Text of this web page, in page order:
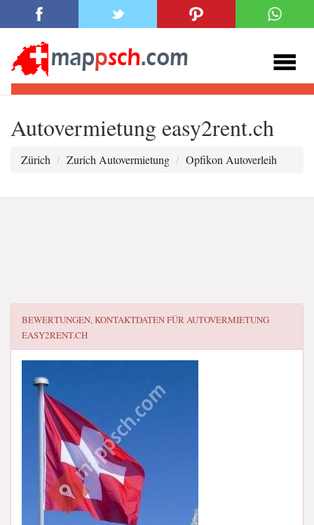
Autovermietung easy2rent.ch
Zürich Zurich Autovermietung Opfikon Autoverleih
BEWERTUNGEN, KONTAKTDATEN FÜRAUTOVERMIETUNG
EASY2RENT.CH